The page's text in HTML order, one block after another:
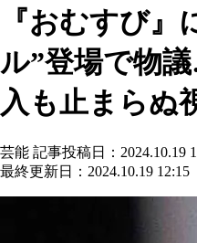
『おむすび』
ル”登場で物
入も止まらぬ
芸能 記事投稿日：2024.10.19
最終更新日：2024.10.19 12:15